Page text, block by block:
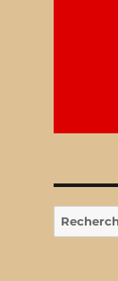
Recherche
pour :